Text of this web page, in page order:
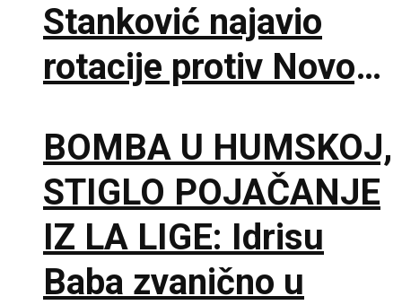
Stanković najavio
rotacije protiv Novog
Nije pitanje života i
smrti, ali hoću
maksimum!
BOMBA U HUMSKOJ,
STIGLO POJAČANJE
IZ LA LIGE: Idrisu
Baba zvanično u